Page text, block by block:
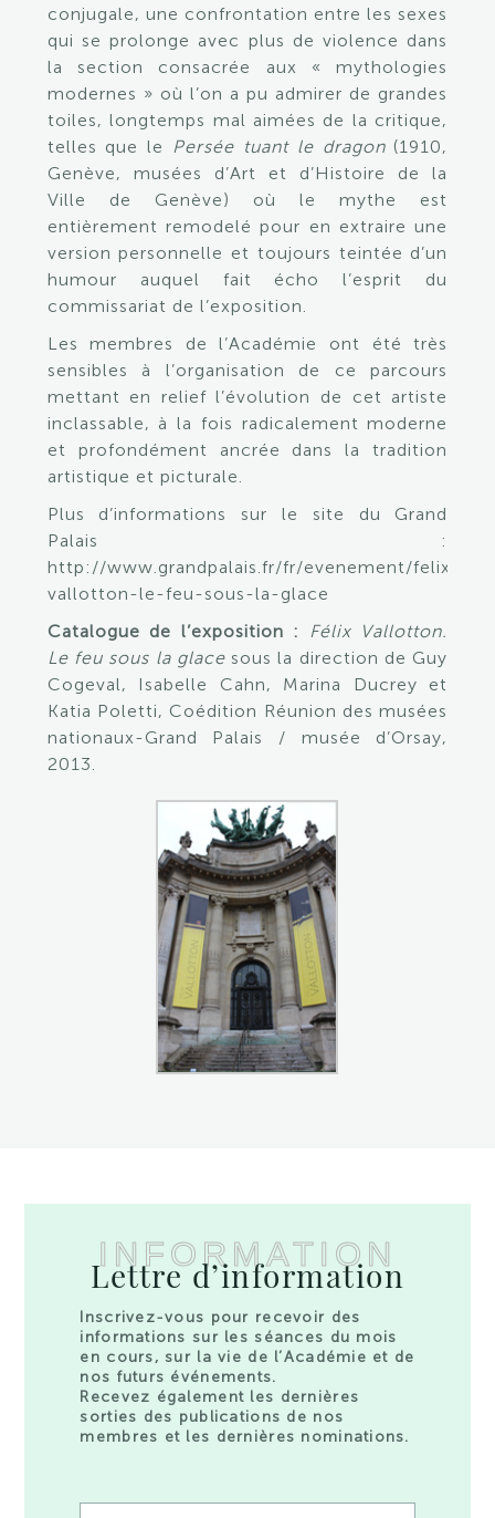
conjugale, une confrontation entre les sexes
qui se prolonge avec plus de violence dans
la section consacrée aux « mythologies
modernes » où l’on a pu admirer de grandes
toiles, longtemps mal aimées de la critique,
telles que le Persée tuant le dragon(1910,
Genève, musées d’Art et d’Histoire de la
Ville de Genève) où le mythe est
entièrement remodelé pour en extraire une
version personnelle et toujours teintée d’un
humour auquel fait écho l’esprit du
commissariat de l’exposition.
Les membres de l’Académie ont été très
sensibles à l’organisation de ce parcours
mettant en relief l’évolution de cet artiste
inclassable, à la fois radicalement moderne
et profondément ancrée dans la tradition
artistique et picturale.
Plus d’informations sur le site du Grand
Palais :
http://www.grandpalais.fr/fr/evenement/felix-
vallotton-le-feu-sous-la-glace
Catalogue de l’exposition :
Félix Vallotton.
Le feu sous la glacesous la direction de Guy
Cogeval, Isabelle Cahn, Marina Ducrey et
Katia Poletti, Coédition Réunion des musées
nationaux-Grand Palais / musée d’Orsay,
2013.
INFORMATION
Lettre d’information
Inscrivez-vous pour recevoir des
informations sur les séances du mois
en cours, sur la vie de l’Académie et de
nos futurs événements.
Recevez également les dernières
sorties des publications de nos
membres et les dernières nominations.